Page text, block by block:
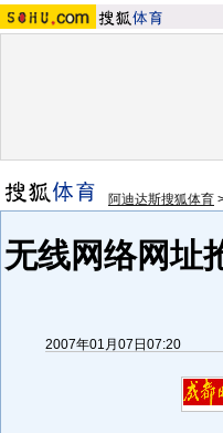
阿迪达斯搜狐体育
无线网络网址
2007年01月07日07:20